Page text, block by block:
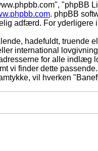
"phpBB
. phpBB
adfærd. For yderligere
hadefuldt, truende
international
for alle
vi finder dette
vil hverken